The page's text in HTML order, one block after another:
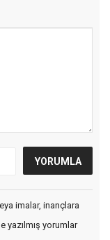
imalar, inançlara
yazılmış yorumlar